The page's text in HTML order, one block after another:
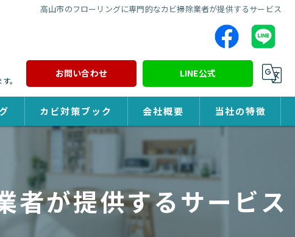
高山市のフローリングに専門的なカビ掃除業者が提供するサービス
。
お問い合わせ LINE公式
カビ対策ブック 会社概要 当社の特徴
除カビ
者が提供するサービス